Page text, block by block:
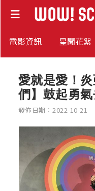
電影資訊 星聞花絮
愛就是愛！
們】鼓起勇氣
發佈日期：2022-10-21